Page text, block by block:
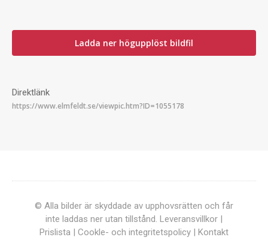
Ladda ner högupplöst bildfil
Direktlänk
© Alla bilder är skyddade av upphovsrätten och får
inte laddas ner utan tillstånd. Leveransvillkor |
Prislista | Cookle- och integritetspolicy | Kontakt